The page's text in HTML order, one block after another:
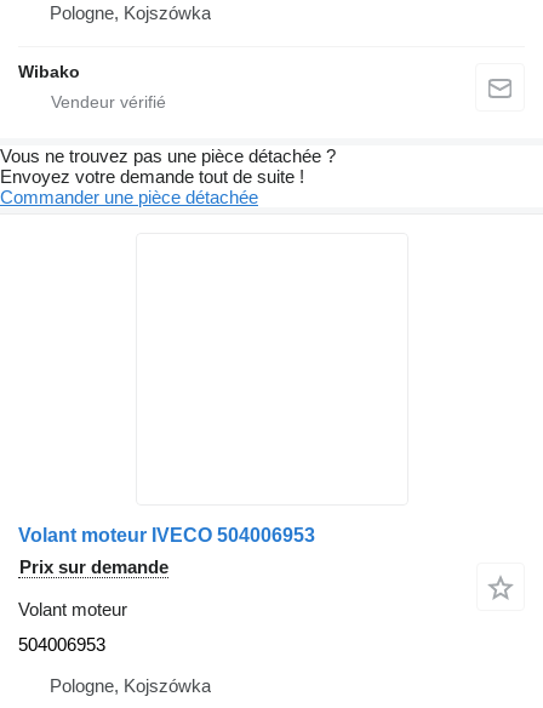
Pologne, Kojszówka
Wibako
Vous ne trouvez pas une pièce détachée ?
Envoyez votre demande tout de suite !
Commander une pièce détachée
Volant moteur IVECO 504006953
Prix sur demande
Volant moteur
504006953
Pologne, Kojszówka